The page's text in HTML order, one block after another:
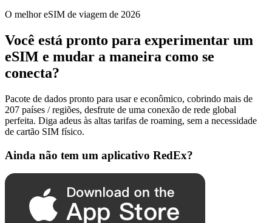
O melhor eSIM de viagem de 2026
Você está pronto para experimentar um
eSIM e mudar a maneira como se
conecta?
Pacote de dados pronto para usar e econômico, cobrindo mais de
207 países / regiões, desfrute de uma conexão de rede global
perfeita. Diga adeus às altas tarifas de roaming, sem a necessidade
de cartão SIM físico.
Ainda não tem um aplicativo RedEx?